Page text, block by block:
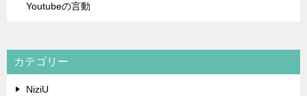
Youtubeの言動
カテゴリー
NiziU